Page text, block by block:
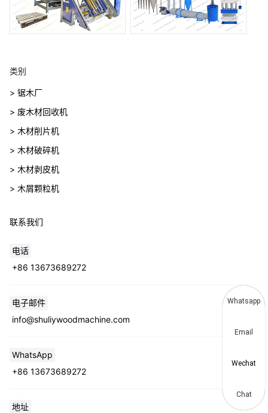
类别
> 锯木厂
> 废木材回收机
> 木材削片机
> 木材破碎机
> 木材剥皮机
> 木屑颗粒机
联系我们
电话
+86 13673689272
电子邮件
info@shuliywoodmachine.com
WhatsApp
+86 13673689272
地址
Whatsapp
Email
Wechat
Chat